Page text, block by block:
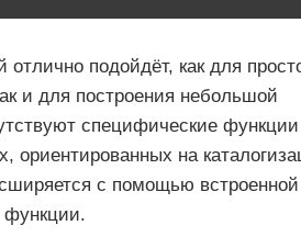
подойдёт, как для
и для построения небольшой
специфические
ориентированных на
с помощью встроенной
функции.